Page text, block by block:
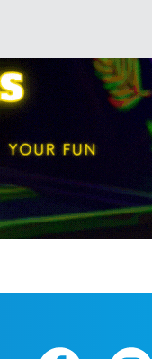
pēc